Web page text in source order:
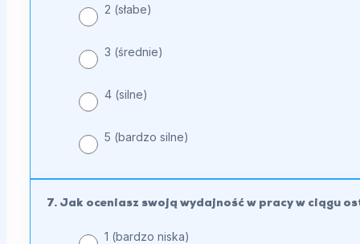
2 (słabe)
3 (średnie)
4 (silne)
5 (bardzo silne)
7. Jak oceniasz swoją wydajność w pracy w ciągu
1 (bardzo niska)